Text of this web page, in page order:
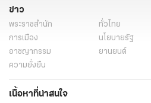
ข่าว
พระราชสำนัก ทั่วไทย
การเมือง
นโยบายรัฐ
อาชญากรรม
ยานยนต์
ความยั่งยืน
เนื้อหาที่น่าสนใจ